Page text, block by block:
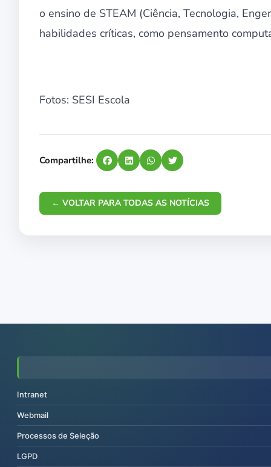
o ensino de STEAM (Ciência, Tecnologia,
habilidades críticas, como pensamento
Fotos: SESI Escola
Compartilhe:
← VOLTAR PARA TODAS AS NOTÍCIAS
Intranet
Webmail
Processos de Seleção
LGPD